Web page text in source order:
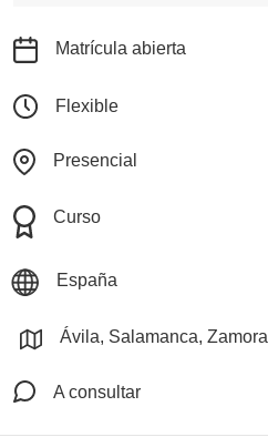
Matrícula abierta
Flexible
Presencial
Curso
España
Ávila, Salamanca, Zamora
A consultar